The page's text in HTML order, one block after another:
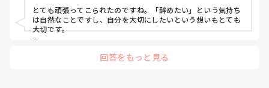
ただ、一人暮らしなので金銭面が心配です
でも自分を大切にしたいので看護師は辞めたいです。
とても頑張ってこられたのですね。「辞めたい」という気持ち
は自然なことですし、自分を大切にしたいという想いもとても
大切です。
イトで試してみるのも一つの方法です。看護師の資格は強みな
回答をもっと見る